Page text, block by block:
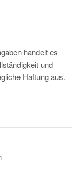
handelt es
und
Haftung aus.